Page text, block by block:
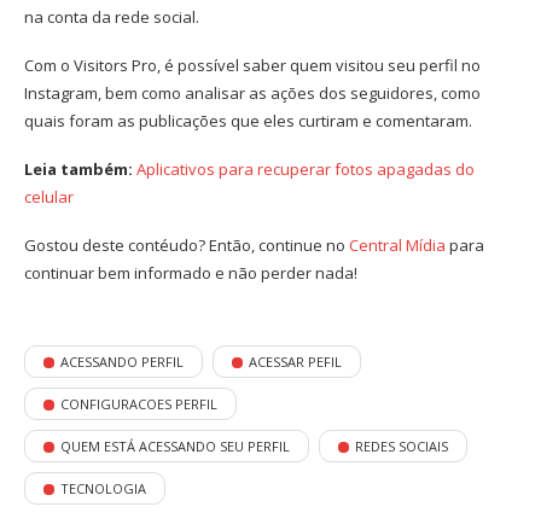
na conta da rede social.
Com o Visitors Pro, é possível saber quem visitou seu perfil no
Instagram, bem como analisar as ações dos seguidores, como
quais foram as publicações que eles curtiram e comentaram.
Leia também: Aplicativos para recuperar fotos apagadas do
celular
Gostou deste contéudo? Então, continue no Central Mídia para
continuar bem informado e não perder nada!
ACESSANDO PERFIL ACESSAR PEFIL
CONFIGURACOES PERFIL
QUEM ESTÁ ACESSANDO SEU PERFIL REDES SOCIAIS
TECNOLOGIA